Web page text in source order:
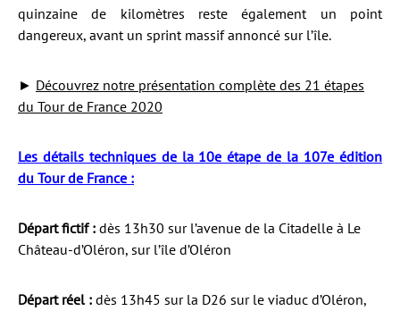
quinzaine de kilomètres reste également un point
dangereux, avant un sprint massif annoncé sur l’île.
► Découvrez notre présentation complète des 21 étapes
du Tour de France 2020
Les détails techniques de la 10e étape de la 107e édition
du Tour de France :
Départ fictif : dès 13h30 sur l’avenue de la Citadelle à Le
Château-d’Oléron, sur l’île d’Oléron
Départ réel : dès 13h45 sur la D26 sur le viaduc d’Oléron,